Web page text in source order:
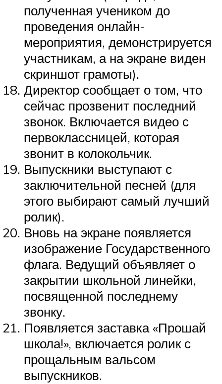
полученная учеником до
проведения онлайн-
мероприятия, демонстрируется
участникам, а на экране виден
скриншот грамоты).
Директор сообщает о том, что
сейчас прозвенит последний
звонок. Включается видео с
первоклассницей, которая
звонит в колокольчик.
Выпускники выступают с
заключительной песней (для
этого выбирают самый лучший
ролик).
Вновь на экране появляется
изображение Государственного
флага. Ведущий объявляет о
закрытии школьной линейки,
посвященной последнему
звонку.
Появляется заставка «Прошай
школа!», включается ролик с
прощальным вальсом
выпускников.